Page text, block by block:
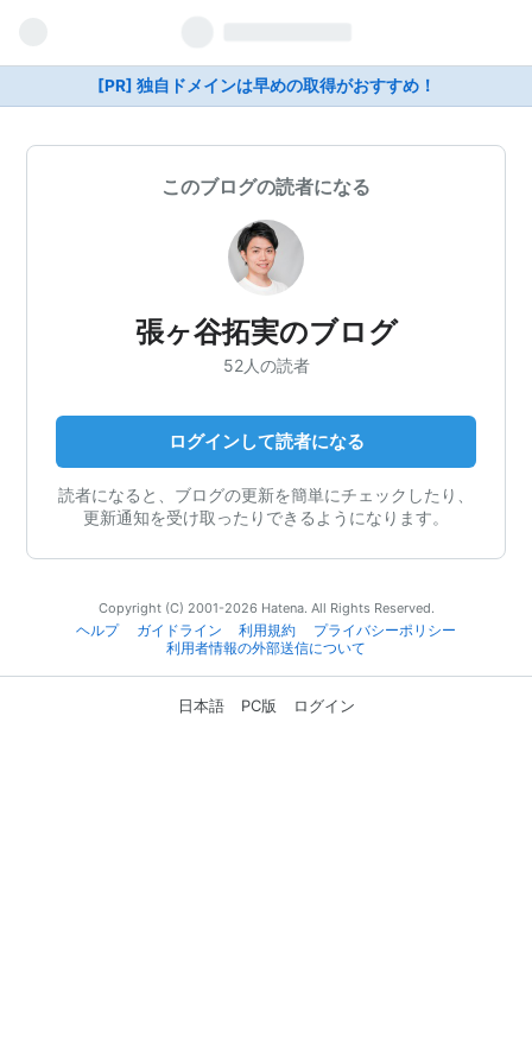
[PR] 独自ドメインは早めの取得がおすすめ！
このブログの読者になる
張ヶ谷拓実のブログ
52人の読者
ログインして読者になる
読者になると、ブログの更新を簡単にチェックしたり、
更新通知を受け取ったりできるようになります。
Copyright (C) 2001-2026 Hatena. All Rights Reserved.
ヘルプ
ガイドライン 利用規約
プライバシーポリシー
利用者情報の外部送信について
日本語 PC版 ログイン